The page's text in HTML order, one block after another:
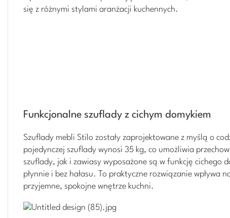
się z różnymi stylami aranżacji kuchennych.
Funkcjonalne szuflady z cichym domykiem
Szuflady mebli Stilo zostały zaprojektowane z myślą o
pojedynczej szuflady wynosi 35 kg, co umożliwia
szuflady, jak i zawiasy wyposażone są w funkcję cichego
płynnie i bez hałasu. To praktyczne rozwiązanie
przyjemne, spokojne wnętrze kuchni.